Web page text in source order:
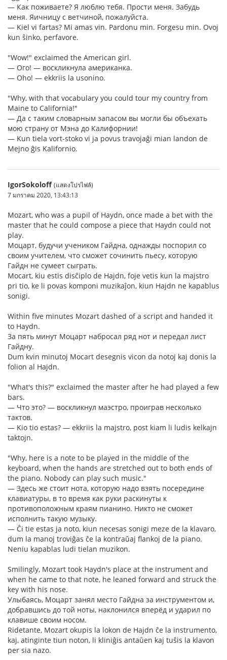
— Как поживаете? Я люблю тебя. Прости меня. Забудь
меня. Яичницу с ветчиной, пожалуйста.
— Kiel vi fartas? Mi amas vin. Pardonu min. Forgesu min. Ovoj
kun ŝinko, perfavore.
"Wow!" exclaimed the American girl.
— Ого! — воскликнула американка.
— Oho! — ekkriis la usonino.
"Why, with that vocabulary you could tour my country from
Maine to California!"
— Да с таким словарным запасом вы могли бы объехать
мою страну от Мэна до Калифорнии!
— Kun tiela vort-stoko vi ja povus travojaĝi mian landon de
Mejno ĝis Kalifornio.
IgorSokoloff (แสดงโปรไฟล์)
7 มกราคม 2020, 13:43:13
Mozart, who was a pupil of Haydn, once made a bet with the
master that he could compose a piece that Haydn could not
play.
Моцарт, будучи учеником Гайдна, однажды поспорил со
своим учителем, что сможет сочинить пьесу, которую
Гайдн не сумеет сыграть.
Mocart, kiu estis disĉiplo de Hajdn, foje vetis kun la majstro
pri tio, ke li povas komponi muzikaĵon, kiun Hajdn ne kapablus
sonigi.
Within five minutes Mozart dashed of a script and handed it
to Haydn.
За пять минут Моцарт набросал ряд нот и передал лист
Гайдну.
Dum kvin minutoj Mocart desegnis vicon da notoj kaj donis la
folion al Hajdn.
"What's this?" exclaimed the master after he had played a few
bars.
— Что это? — воскликнул маэстро, проиграв несколько
тактов.
— Kio tio estas? — ekkriis la majstro, post kiam li ludis kelkajn
taktojn.
"Why, here is a note to be played in the middle of the
keyboard, when the hands are stretched out to both ends of
the piano. Nobody can play such music."
— Здесь же стоит нота, которую надо взять посередине
клавиатуры, в то время как руки раскинуты к
противоположным краям пианино. Никто не сможет
исполнить такую музыку.
— Ĉi tie estas ja noto, kiun necesas sonigi meze de la klavaro,
dum la manoj troviĝas ĉe la kontraŭaj flankoj de la piano.
Neniu kapablas ludi tielan muzikon.
Smilingly, Mozart took Haydn's place at the instrument and
when he came to that note, he leaned forward and struck the
key with his nose.
Улыбаясь, Моцарт занял место Гайдна за инструментом и,
добравшись до той ноты, наклонился вперёд и ударил по
клавише своим носом.
Ridetante, Mozart okupis la lokon de Hajdn ĉe la instrumento,
kaj, atinginte tiun noton, li kliniĝis antaŭen kaj tuŝis la klavon
per sia nazo.